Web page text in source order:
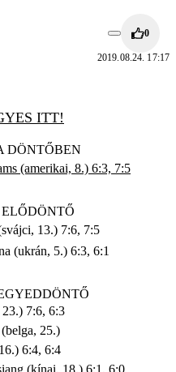
0
2019.08.24. 17:17
ITT!
DÖNTŐBEN
(amerikai, 8.) 6:3, 7:5
ELŐDÖNTŐ
13.) 7:6, 7:5
(ukrán, 5.) 6:3, 6:1
7:6, 6:3
25.)
6:4, 6:4
(kínai, 18.) 6:1, 6:0